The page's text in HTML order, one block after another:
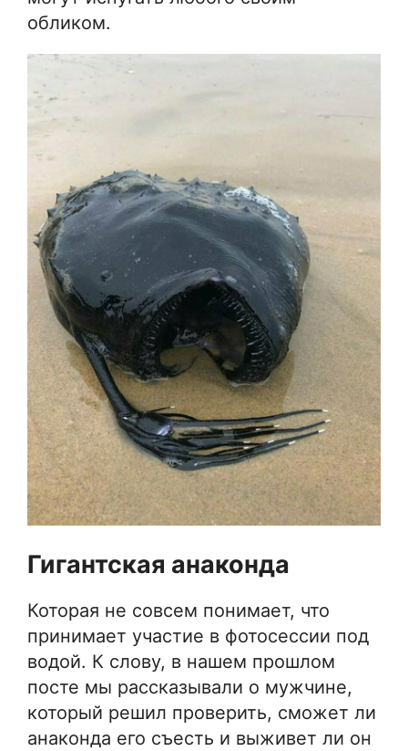
обликом.
Гигантская анаконда
Которая не совсем понимает, что
принимает участие в фотосессии под
водой. К слову, в нашем прошлом
посте мы рассказывали о мужчине,
который решил проверить, сможет ли
анаконда его съесть и выживет ли он